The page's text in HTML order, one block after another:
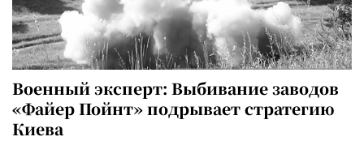
Военный эксперт: Выбивание заводов
«Файер Пойнт» подрывает стратегию
Киева